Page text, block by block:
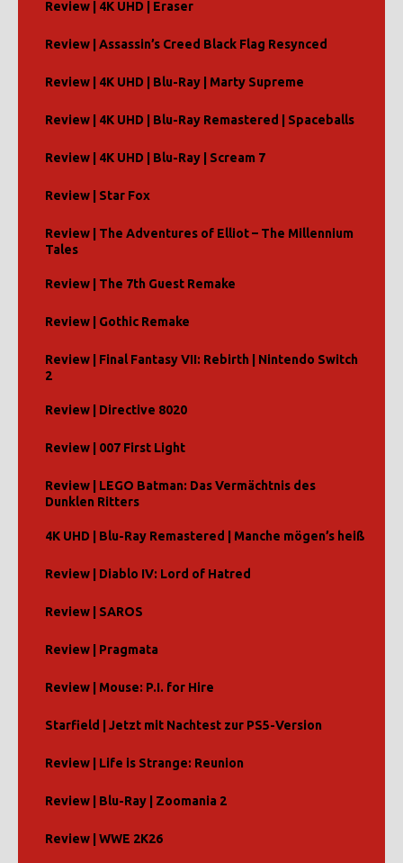
Review | 4K UHD | Eraser
Review | Assassin’s Creed Black Flag Resynced
Review | 4K UHD | Blu-Ray | Marty Supreme
Review | 4K UHD | Blu-Ray Remastered | Spaceballs
Review | 4K UHD | Blu-Ray | Scream 7
Review | Star Fox
Review | The Adventures of Elliot – The Millennium
Tales
Review | The 7th Guest Remake
Review | Gothic Remake
Review | Final Fantasy VII: Rebirth | Nintendo Switch
2
Review | Directive 8020
Review | 007 First Light
Review | LEGO Batman: Das Vermächtnis des
Dunklen Ritters
4K UHD | Blu-Ray Remastered | Manche mögen’s heiß
Review | Diablo IV: Lord of Hatred
Review | SAROS
Review | Pragmata
Review | Mouse: P.I. for Hire
Starfield | Jetzt mit Nachtest zur PS5-Version
Review | Life is Strange: Reunion
Review | Blu-Ray | Zoomania 2
Review | WWE 2K26